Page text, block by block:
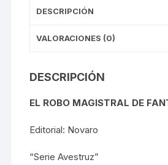
DESCRIPCIÓN
VALORACIONES (0)
DESCRIPCIÓN
EL ROBO MAGISTRAL DE
Editorial: Novaro
“Serie Avestruz”